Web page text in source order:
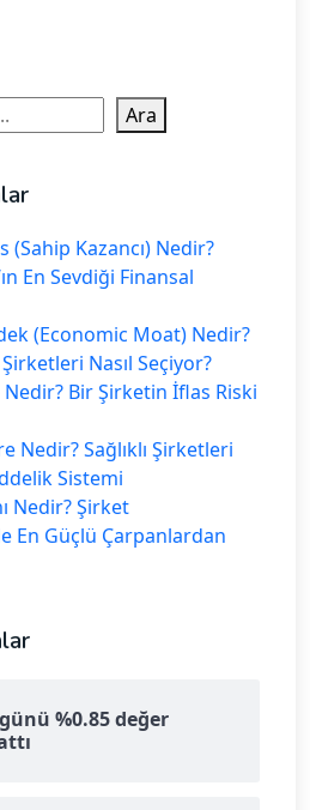
Ara
(Sahip Kazancı) Nedir?
En Sevdiği Finansal
(Economic Moat) Nedir?
Nasıl Seçiyor?
Bir Şirketin İflas Riski
Nedir? Sağlıklı Şirketleri
Sistemi
Nedir? Şirket
En Güçlü Çarpanlardan
%0.85 değer